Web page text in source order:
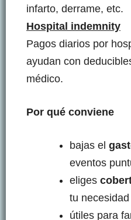
infarto, derrame, etc.
Hospital indemnity
Pagos diarios por
ayudan con
médico.
Por qué conviene
bajas el
eventos
eliges
tu necesidad
útiles para